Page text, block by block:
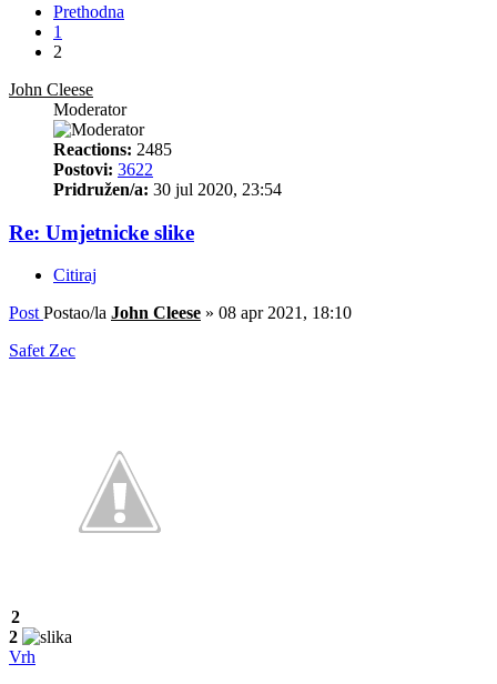
Prethodna
1
2
John Cleese
Moderator
Reactions: 2485
Postovi: 3622
Pridružen/a: 30 jul 2020, 23:54
Re: Umjetnicke slike
Citiraj
Post Postao/la John Cleese » 08 apr 2021, 18:10
Safet Zec
2
2
Vrh